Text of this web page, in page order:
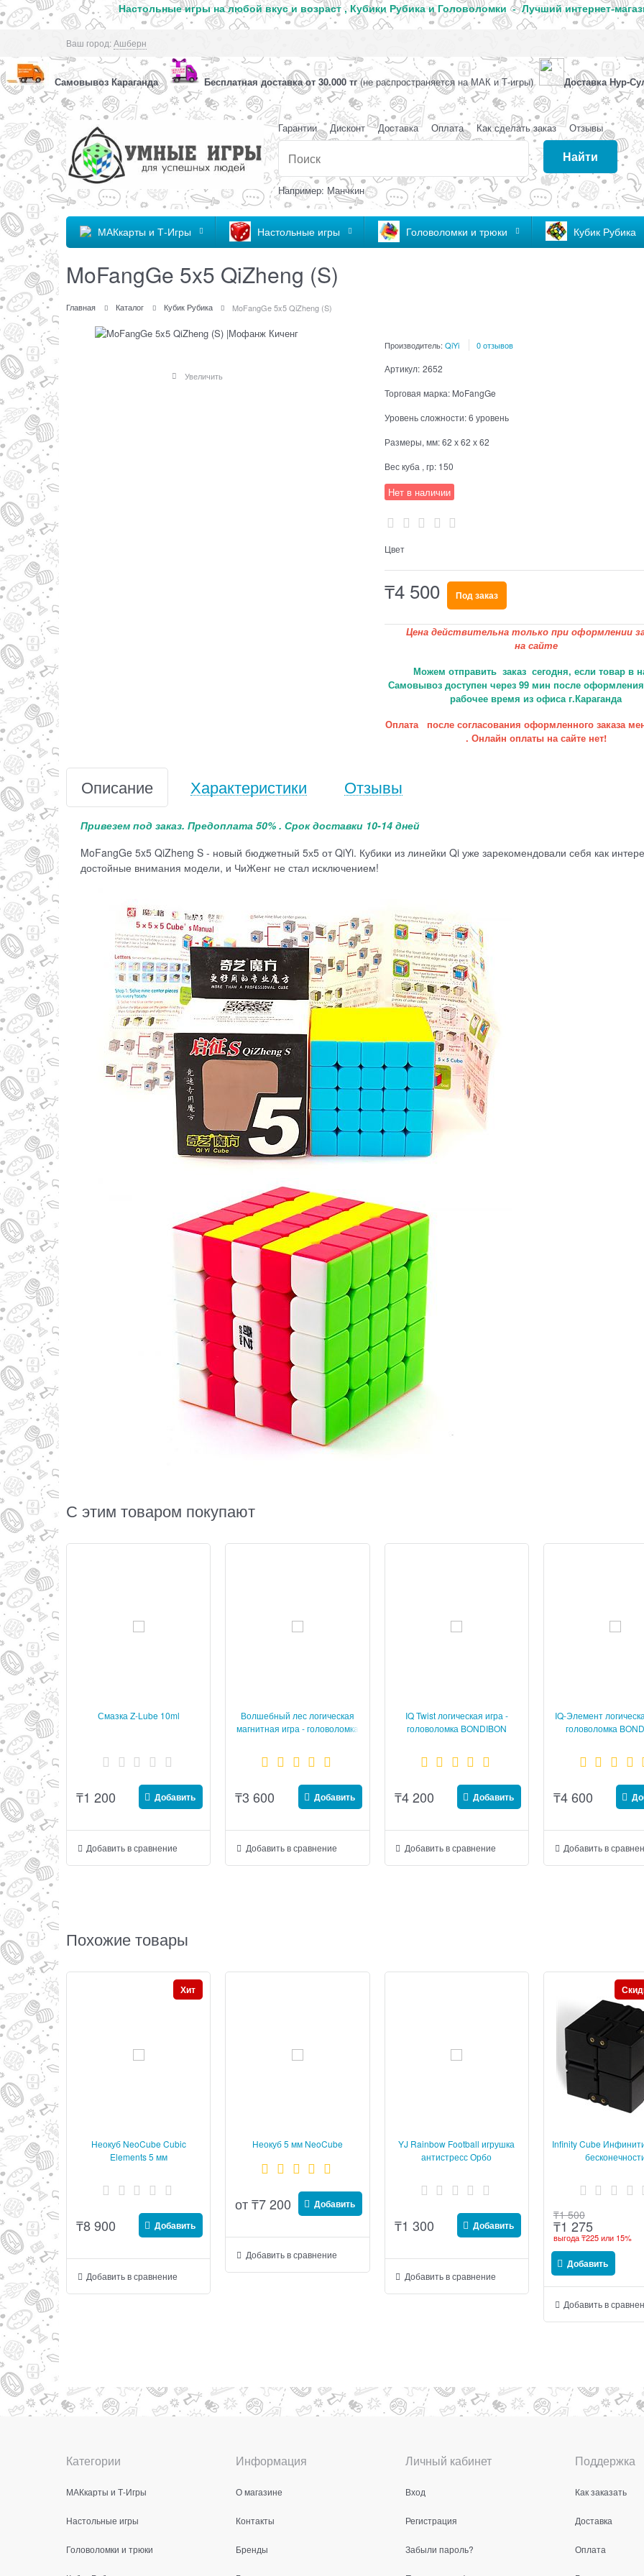
Настольные игры на любой вкус и возраст , Кубики Рубика и Головоломки - Лучший интернет-
Ваш город:Ашберн
Самовывоз Караганда Бесплатная доставка от 30.000 тг(не распространяется на МАК и Т-игры) Доставка Нур-
Гарантии Дисконт Доставка Оплата Как сделать заказ Отзывы
Найти
Например: Манчкин
МАКкарты и Т-Игры Настольные игры Головоломки и трюки Кубик Рубика
MoFangGe 5x5 QiZheng (S)
Главная Каталог Кубик Рубика MoFangGe 5x5 QiZheng (S)
Увеличить
Производитель: QiYi 0 отзывов
Артикул: 2652
Торговая марка: MoFangGe
Уровень сложности:6 уровень
Размеры, мм:62 х 62 х 62
Вес куба , гр: 150
Нет в наличии
Цвет
₸4 500 Под заказ
Цена действительна только при оформлении
на сайте
Можем отправить заказ сегодня, если товар в
Самовывоз доступен через 99 мин после оформления
рабочее время из офиса г.Караганда
Оплата после согласования оформленного заказа
. Онлайн оплаты на сайте нет!
Описание Характеристики Отзывы
Привезем под заказ. Предоплата 50% . Срок доставки 10-14 дней
MoFangGe 5x5 QiZheng S - новый бюджетный 5х5 от QiYi. Кубики из линейки Qi уже зарекомендовали себя как
достойные внимания модели, и ЧиЖенг не стал исключением!
С этим товаром покупают
Смазка Z-Lube 10ml
₸1 200 Добавить
Добавить в сравнение
Волшебный лес логическая
магнитная игра - головоломка
₸3 600 Добавить
Добавить в сравнение
IQ Twist логическая игра -
головоломка BONDIBON
₸4 200 Добавить
Добавить в сравнение
IQ-Элемент
головоломка
₸4 600
Добавить в
Похожие товары
Неокуб NeoCube Cubic
Elements 5 мм
Хит
₸8 900 Добавить
Добавить в сравнение
Неокуб 5 мм NeoCube
от₸7 200 Добавить
Добавить в сравнение
YJ Rainbow Football игрушка
антистресс Орбо
₸1 300 Добавить
Добавить в сравнение
Infinity Cube
₸1 500
₸1 275
выгода₸225или 15%
Добавить
Добавить в
Категории
МАКкарты и Т-Игры
Настольные игры
Головоломки и трюки
Информация
О магазине
Контакты
Бренды
Личный кабинет
Вход
Регистрация
Забыли пароль?
Поддержка
Как заказать
Доставка
Оплата